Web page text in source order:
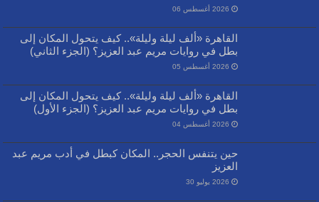
2026 أغسطس 06
القاهرة «ألف ليلة وليلة».. كيف يتحول المكان إلى
بطل في روايات مريم عبد العزيز؟ (الجزء الثاني)
2026 أغسطس 05
القاهرة «ألف ليلة وليلة».. كيف يتحول المكان إلى
بطل في روايات مريم عبد العزيز؟ (الجزء الأول)
2026 أغسطس 04
حين يتنفس الحجر.. المكان كبطل في أدب مريم عبد
العزيز
2026 يوليو 30